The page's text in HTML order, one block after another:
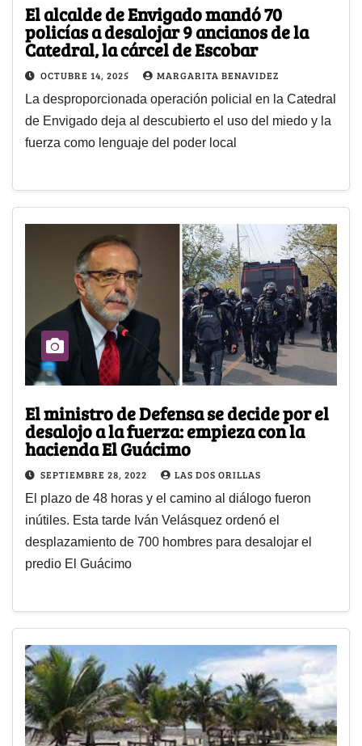
El alcalde de Envigado mandó 70
policías a desalojar 9 ancianos de la
Catedral, la cárcel de Escobar
OCTUBRE 14, 2025 MARGARITA BENAVIDEZ
La desproporcionada operación policial en la Catedral
de Envigado deja al descubierto el uso del miedo y la
fuerza como lenguaje del poder local
El ministro de Defensa se decide por el
desalojo a la fuerza: empieza con la
hacienda El Guácimo
SEPTIEMBRE 28, 2022 LAS DOS ORILLAS
El plazo de 48 horas y el camino al diálogo fueron
inútiles. Esta tarde Iván Velásquez ordenó el
desplazamiento de 700 hombres para desalojar el
predio El Guácimo